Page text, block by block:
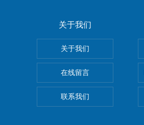
关于我们
关于我们
在线留言
联系我们